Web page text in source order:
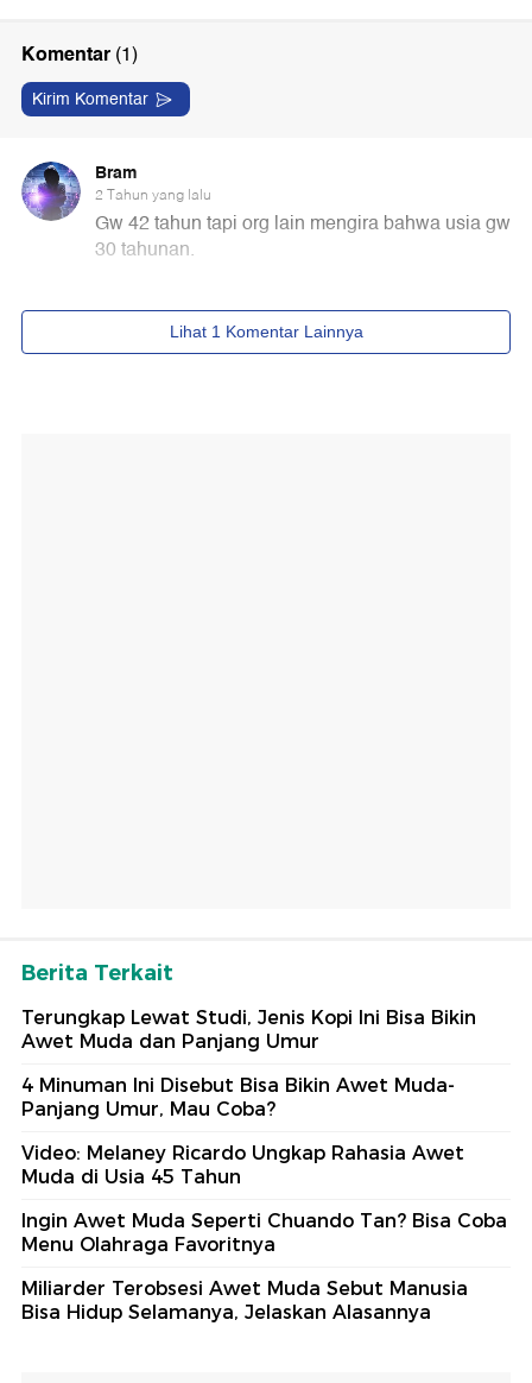
Berita Terkait
Terungkap Lewat Studi, Jenis Kopi Ini Bisa Bikin
Awet Muda dan Panjang Umur
4 Minuman Ini Disebut Bisa Bikin Awet Muda-
Panjang Umur, Mau Coba?
Video: Melaney Ricardo Ungkap Rahasia Awet
Muda di Usia 45 Tahun
Ingin Awet Muda Seperti Chuando Tan? Bisa Coba
Menu Olahraga Favoritnya
Miliarder Terobsesi Awet Muda Sebut Manusia
Bisa Hidup Selamanya, Jelaskan Alasannya